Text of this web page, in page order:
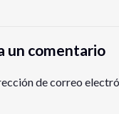
un comentario
de correo